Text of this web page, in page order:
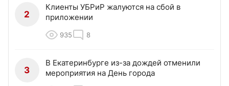
2
Клиенты УБРиР жалуются на сбой в
приложении
935 8
3
В Екатеринбурге из-за дождей отменили
мероприятия на День города